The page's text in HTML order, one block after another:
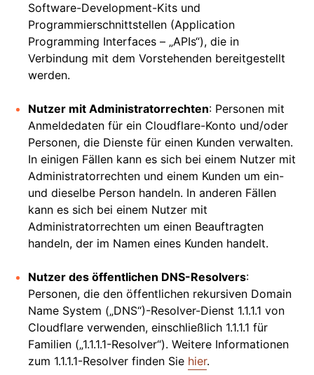
Software-Development-Kits und
Programmierschnittstellen (Application
Programming Interfaces – „APIs“), die in
Verbindung mit dem Vorstehenden bereitgestellt
werden.
Nutzer mit Administratorrechten: Personen mit
Anmeldedaten für ein Cloudflare-Konto und/oder
Personen, die Dienste für einen Kunden verwalten.
In einigen Fällen kann es sich bei einem Nutzer mit
Administratorrechten und einem Kunden um ein-
und dieselbe Person handeln. In anderen Fällen
kann es sich bei einem Nutzer mit
Administratorrechten um einen Beauftragten
handeln, der im Namen eines Kunden handelt.
Nutzer des öffentlichen DNS-Resolvers:
Personen, die den öffentlichen rekursiven Domain
Name System („DNS“)-Resolver-Dienst 1.1.1.1 von
Cloudflare verwenden, einschließlich 1.1.1.1 für
Familien („1.1.1.1-Resolver“). Weitere Informationen
zum 1.1.1.1-Resolver finden Sie hier.